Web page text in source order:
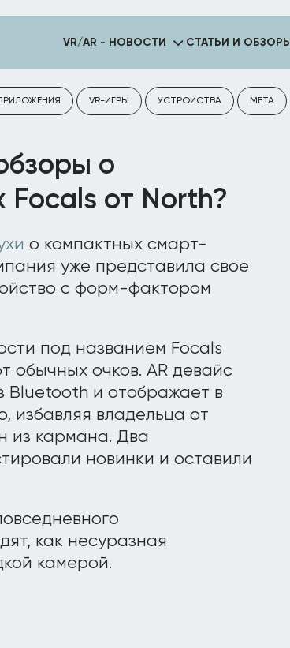
VR/AR - НОВОСТИ СТАТЬИ И ОБЗОРЫ
VR-ИГРЫ УСТРОЙСТВА META
о
Focals от North?
о компактных смарт-
уже представила свое
с форм-фактором
под названием Focals
обычных очков. AR девайс
Bluetooth и отображает в
владельца от
из кармана. Два
новинки и оставили
как несуразная
камерой.